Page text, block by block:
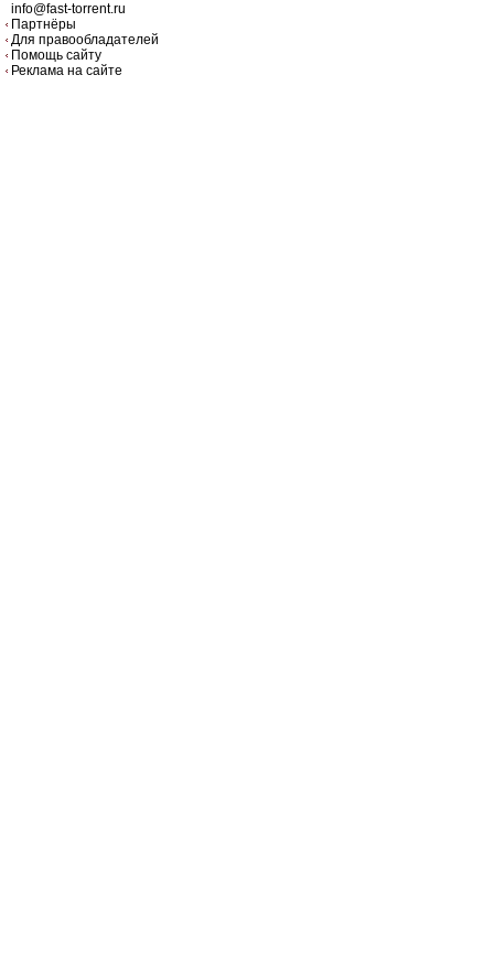
info@fast-torrent.ru
Партнёры
Для правообладателей
Помощь сайту
Реклама на сайте